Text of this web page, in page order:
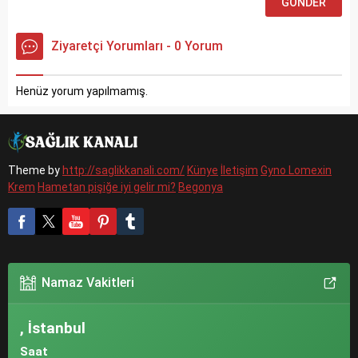
Ziyaretçi Yorumları - 0 Yorum
Henüz yorum yapılmamış.
Theme by http://saglikkanali.com/ Künye İletişim Gyno Lomexin
Krem Hametan pişiğe iyi gelir mi? Begonya
Namaz Vakitleri
, İstanbul
Saat